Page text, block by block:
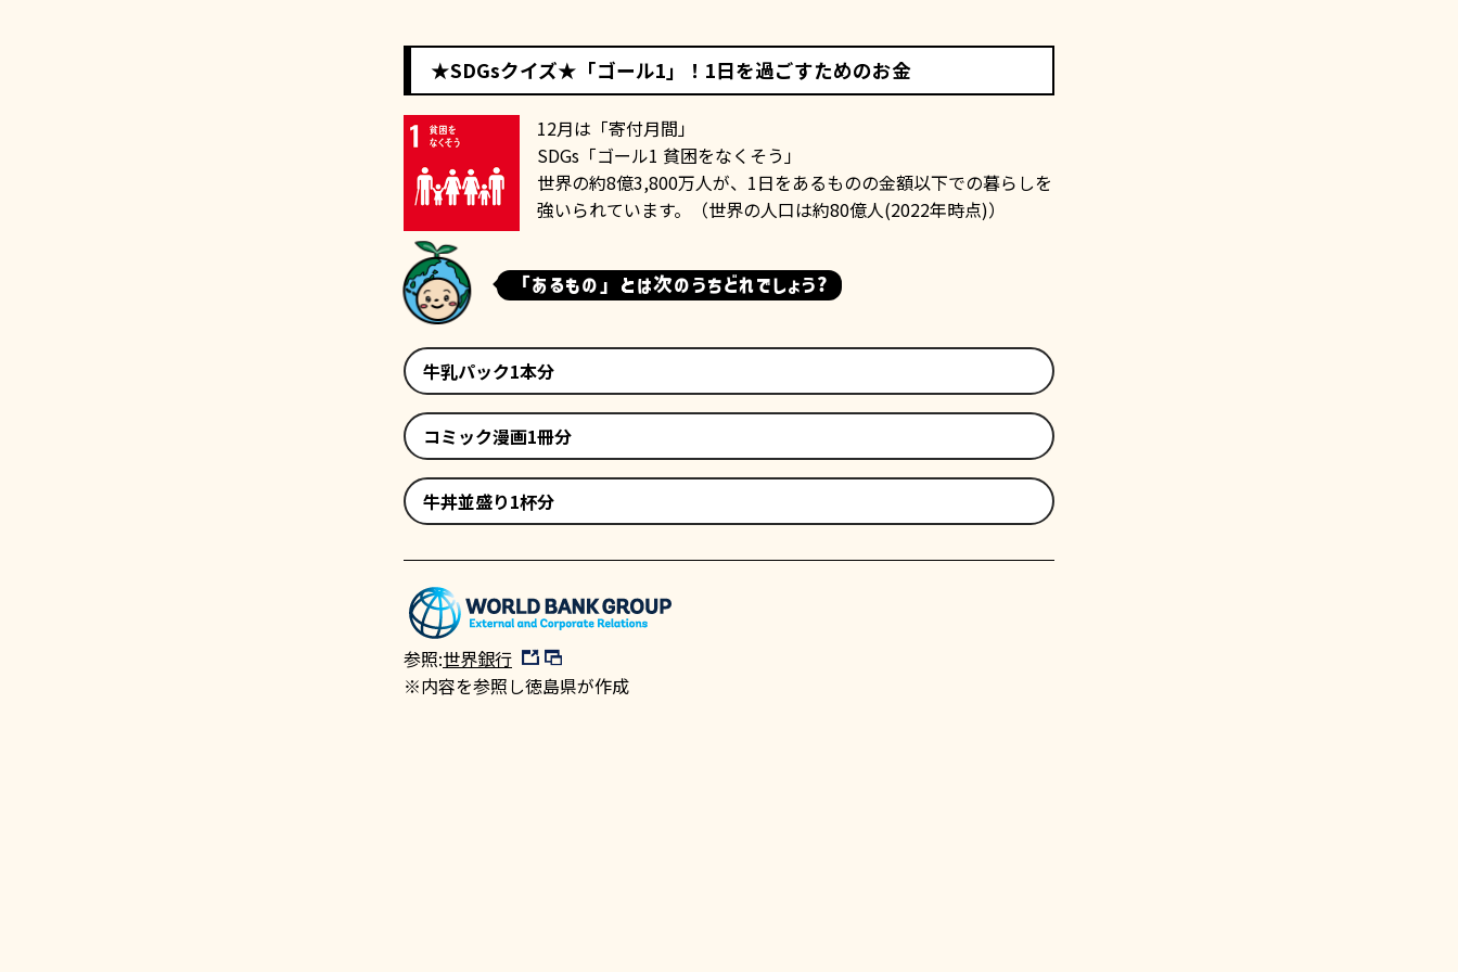
★SDGsクイズ★「ゴール1」！1日を過ごすためのお金
12月は「寄付月間」
SDGs「ゴール1 貧困をなくそう」
世界の約8億3,800万人が、1日をあるものの金額以下での暮らしを
強いられています。（世界の人口は約80億人(2022年時点)）
「あるもの」とは次のうちどれでしょう?
牛乳パック1本分
コミック漫画1冊分
牛丼並盛り1杯分
参照:世界銀行
※内容を参照し徳島県が作成